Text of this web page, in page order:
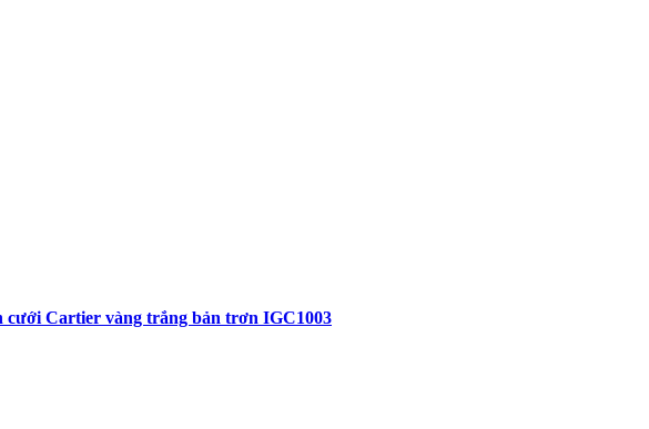
cưới Cartier vàng trắng bản trơn IGC1003